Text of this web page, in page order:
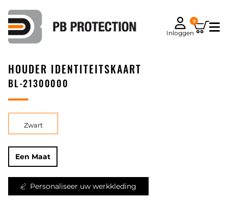
Inloggen
0
HOUDER IDENTITEITSKAART
BL-21300000
Zwart
Een Maat
Personaliseer uw werkkleding